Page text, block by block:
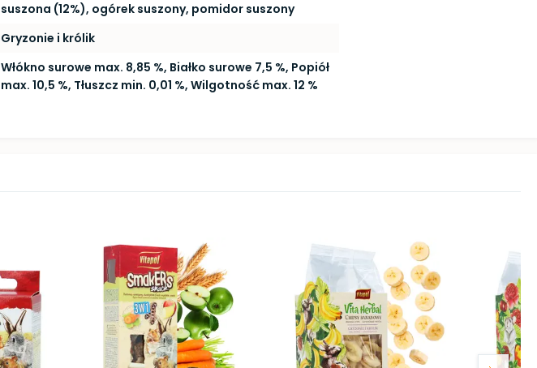
suszona (12%), ogórek suszony, pomidor suszony
Gryzonie i królik
Włókno surowe max. 8,85 %, Białko surowe 7,5 %, Popiół
max. 10,5 %, Tłuszcz min. 0,01 %, Wilgotność max. 12 %